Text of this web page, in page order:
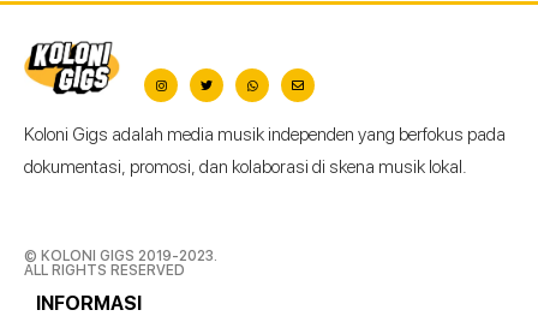
Koloni Gigs adalah media musik independen yang berfokus pada
dokumentasi, promosi, dan kolaborasi di skena musik lokal.
© KOLONI GIGS 2019-2023.
ALL RIGHTS RESERVED
INFORMASI